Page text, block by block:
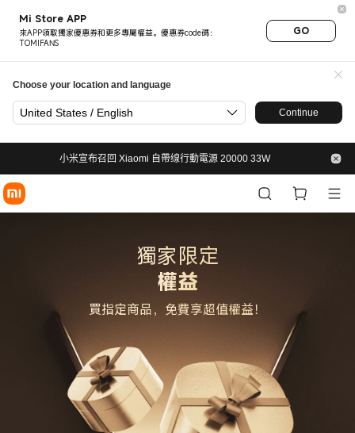
Mi Store APP
來APP領取獨家優惠券和更多專屬權益。優惠券code碼：
TOMIFANS
GO
Choose your location and language
United States / English Continue
小米宣布召回 Xiaomi 自帶缐行動電源 20000 33W
小米台灣官網會員權益｜登錄
獨家限定
權益
買指定商品，免費享超值權益！